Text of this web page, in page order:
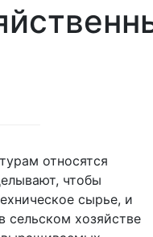
относятся
чтобы
сырье, и
сельском хозяйстве